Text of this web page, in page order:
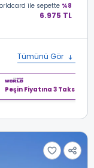
ile sepette %8
6.975 TL
Tümünü Gör
Peşin Fiyatına 3 Taksit